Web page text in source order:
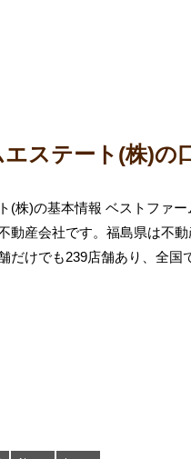
ステート(株)の
(株)の基本情報 ベストファ
動産会社です。福島県は不
だけでも239店舗あり、全国